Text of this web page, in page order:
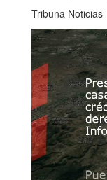
Tribuna Noticias